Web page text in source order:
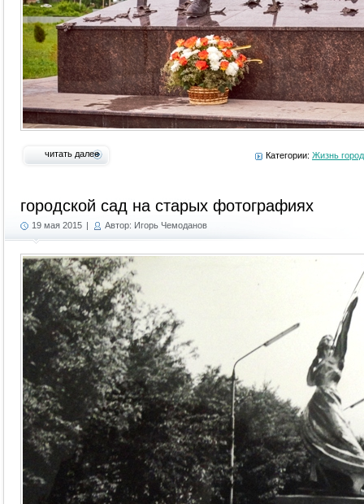
читать далее Категории: Жизнь
городской сад на старых фотографиях
19 мая 2015 | Автор: Игорь Чемоданов